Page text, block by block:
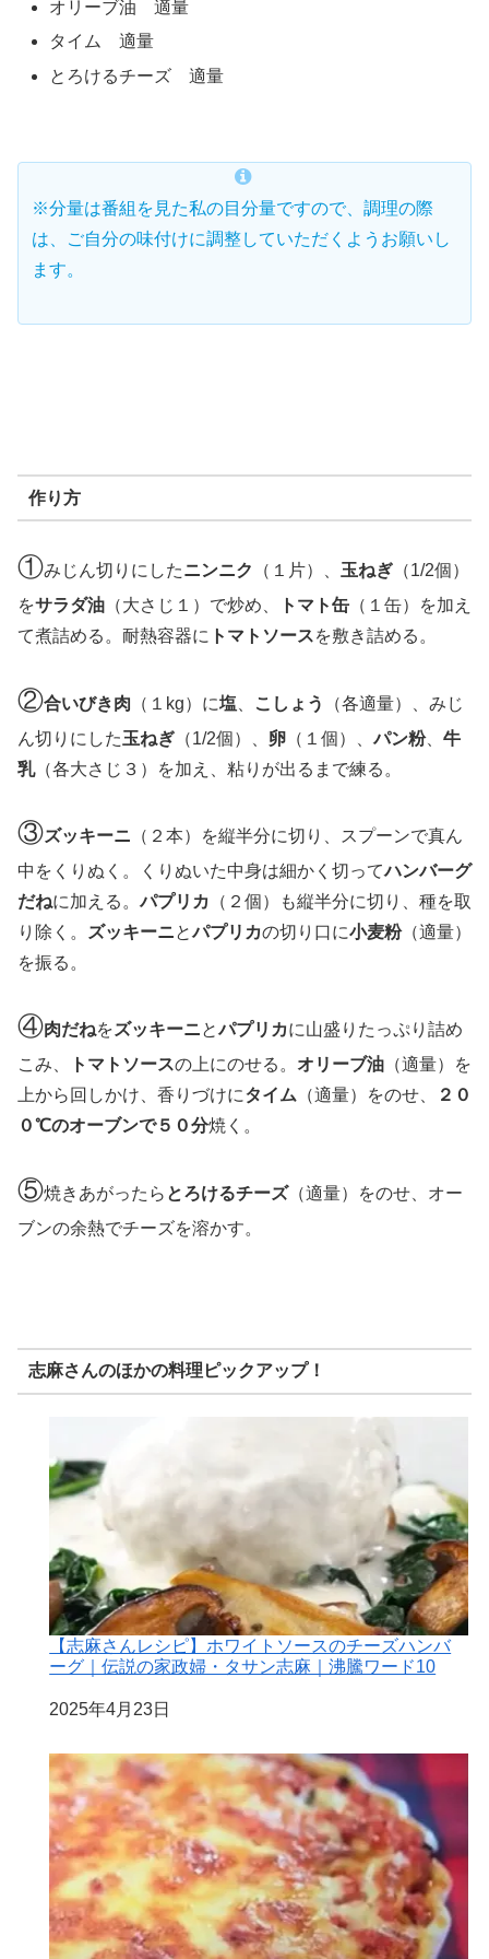
オリーブ油 適量
タイム 適量
とろけるチーズ 適量
※分量は番組を見た私の目分量ですので、調理の際
は、ご自分の味付けに調整していただくようお願いし
ます。
作り方
①みじん切りにしたニンニク （１片）、 玉ねぎ （1/2個）
をサラダ油 （大さじ１）で炒め、 トマト缶 （１缶）を加え
て煮詰める。耐熱容器に トマトソースを敷き詰める。
②合いびき肉 （１kg）に塩 こしょう
（各適量）、みじ
ん切りにした玉ねぎ （1/2個）、 卵 （１個）、パン粉、 牛
乳（各大さじ３）を加え、粘りが出るまで練る。
③ズッキーニ （２本）を縦半分に切り、スプーンで真ん
中をくりぬく。くりぬいた中身は細かく切ってハンバーグ
だねに加える。パプリカ
（２個）も縦半分に切り、種を取
り除く。
ズッキーニとパプリカの切り口に小麦粉（適量）
を振る。
④肉だねをズッキーニとパプリカに山盛りたっぷり詰め
こみ、
トマトソースの上にのせる。 オリーブ油 （適量）を
上から回しかけ、香りづけにタイム （適量）をのせ、
２０
０℃のオーブンで５０分焼く。
⑤焼きあがったら とろけるチーズ（適量）をのせ、オー
ブンの余熱でチーズを溶かす。
志麻さんのほかの料理ピックアップ！
【志麻さんレシピ】ホワイトソースのチーズハンバ
ーグ｜伝説の家政婦・タサン志麻｜沸騰ワード10
日付
2025年4月23日